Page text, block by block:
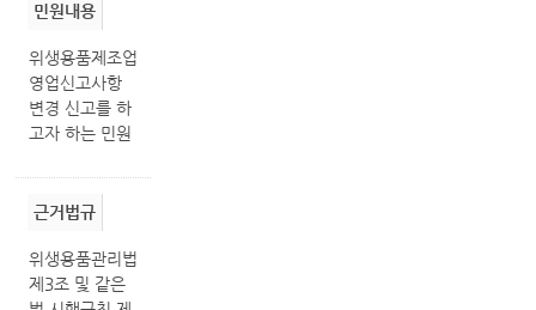
민원내용
위생용품제조업
영업신고사항
변경 신고를 하
고자 하는 민원
근거법규
위생용품관리법
제3조 및 같은